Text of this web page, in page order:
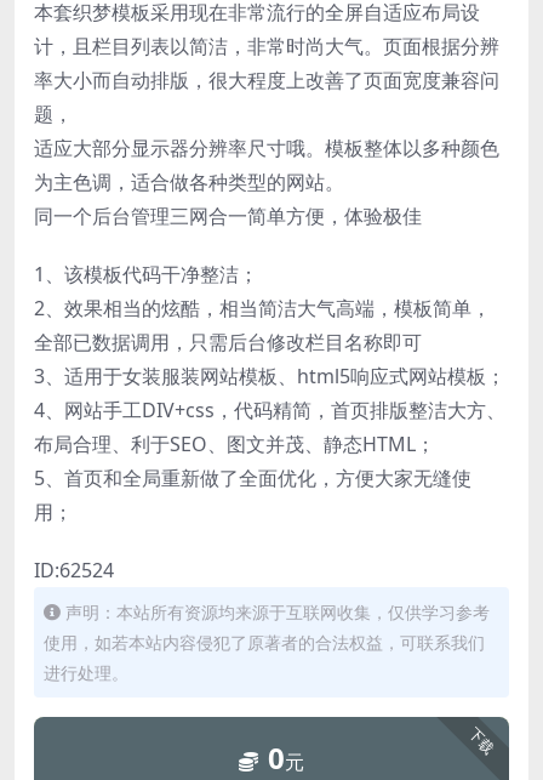
本套织梦模板采用现在非常流行的全屏自适应布局设
计，且栏目列表以简洁，非常时尚大气。页面根据分辨
率大小而自动排版，很大程度上改善了页面宽度兼容问
题，
适应大部分显示器分辨率尺寸哦。模板整体以多种颜色
为主色调，适合做各种类型的网站。
同一个后台管理三网合一简单方便，体验极佳
1、该模板代码干净整洁；
2、效果相当的炫酷，相当简洁大气高端，模板简单，
全部已数据调用，只需后台修改栏目名称即可
3、适用于女装服装网站模板、html5响应式网站模板；
4、网站手工DIV+css，代码精简，首页排版整洁大方、
布局合理、利于SEO、图文并茂、静态HTML；
5、首页和全局重新做了全面优化，方便大家无缝使
用；
ID:62524
声明：本站所有资源均来源于互联网收集，仅供学习参考
使用，如若本站内容侵犯了原著者的合法权益，可联系我们
进行处理。
下载
0元